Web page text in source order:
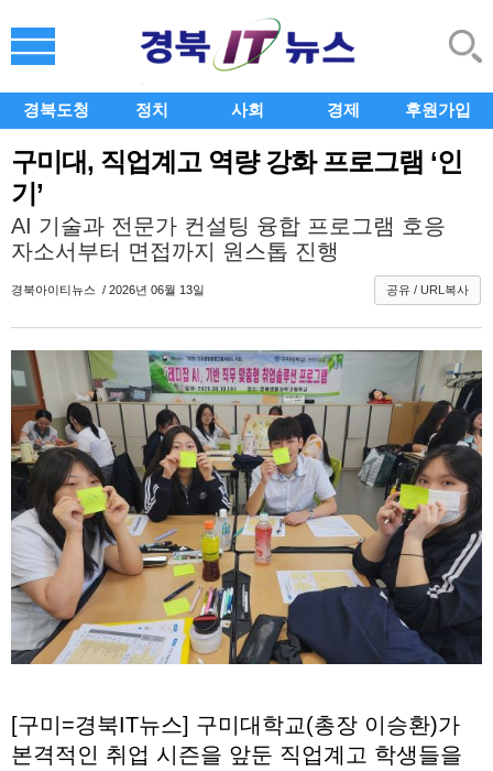
경북도청 정치 사회 경제 후원가입
구미대, 직업계고 역량 강화 프로그램 ‘인
기’
AI 기술과 전문가 컨설팅 융합 프로그램 호응
자소서부터 면접까지 원스톱 진행
경북아이티뉴스 / 2026년 06월 13일 공유 / URL복사
[구미=경북IT뉴스] 구미대학교(총장 이승환)가
본격적인 취업 시즌을 앞둔 직업계고 학생들을